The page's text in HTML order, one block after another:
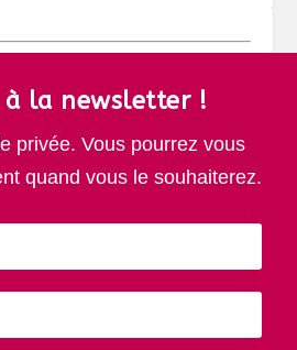
à la newsletter !
privée. Vous pourrez vous
quand vous le souhaiterez.